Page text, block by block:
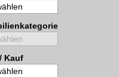
Kauf